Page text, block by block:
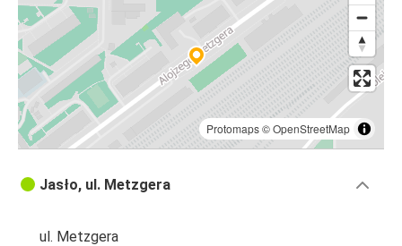
Protomaps©OpenStreetMap
Jasło, ul. Metzgera
ul. Metzgera